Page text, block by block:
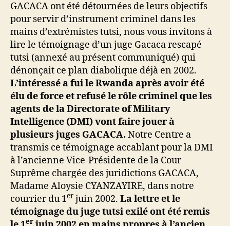
GACACA ont été détournées de leurs objectifs
pour servir d’instrument criminel dans les
mains d’extrémistes tutsi, nous vous invitons à
lire le témoignage d’un juge Gacaca rescapé
tutsi (annexé au présent communiqué) qui
dénonçait ce plan diabolique déjà en 2002.
L’intéressé a fui le Rwanda après avoir été
élu de force et refusé le rôle criminel que les
agents de la Directorate of Military
Intelligence (DMI) vont faire jouer à
plusieurs juges GACACA. Notre Centre a
transmis ce témoignage accablant pour la DMI
à l’ancienne Vice-Présidente de la Cour
Suprême chargée des juridictions GACACA,
Madame Aloysie CYANZAYIRE, dans notre
courrier du 1er juin 2002. La lettre et le
témoignage du juge tutsi exilé ont été remis
er